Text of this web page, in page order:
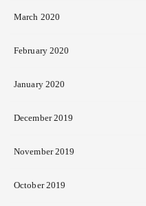
March 2020
February 2020
January 2020
December 2019
November 2019
October 2019